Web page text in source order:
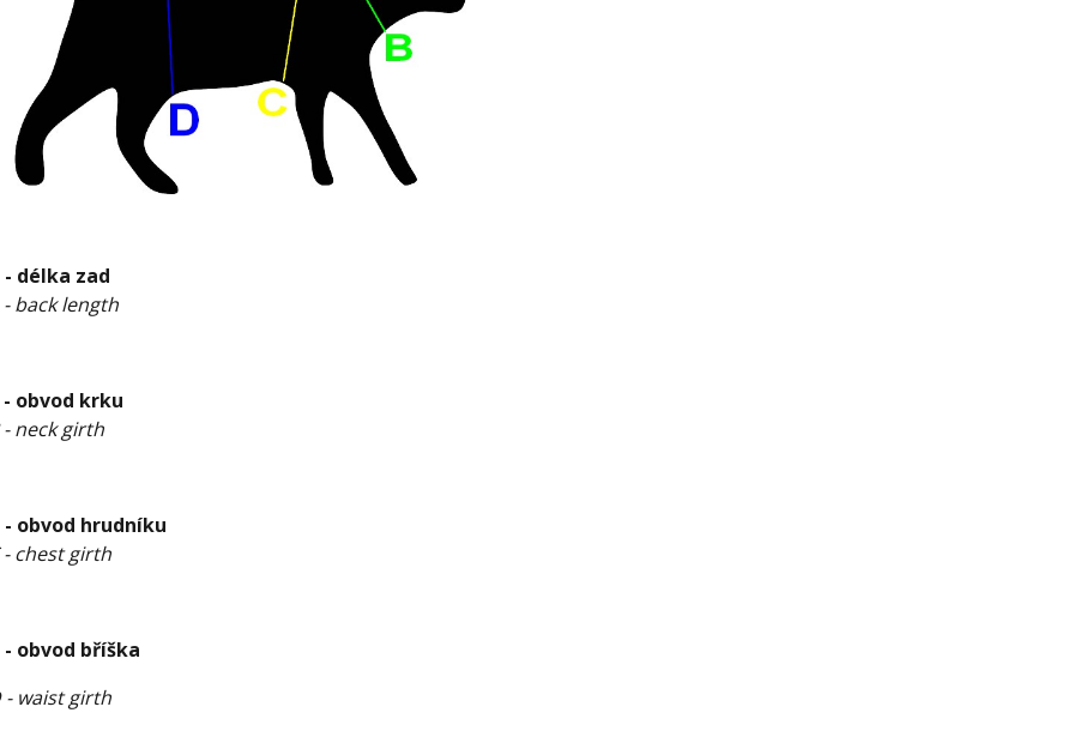
- délka zad
- back length
- obvod krku
- neck girth
- obvod hrudníku
- chest girth
- obvod bříška
- waist girth